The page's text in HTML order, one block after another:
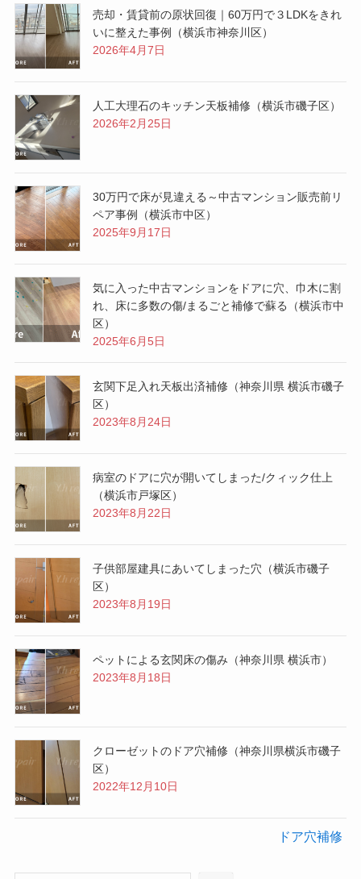
売却・賃貸前の原状回復｜60万円で３LDKをきれ
いに整えた事例（横浜市神奈川区）
2026年4月7日
人工大理石のキッチン天板補修（横浜市磯子区）
2026年2月25日
30万円で床が見違える～中古マンション販売前リ
ペア事例（横浜市中区）
2025年9月17日
気に入った中古マンションをドアに穴、巾木に割
れ、床に多数の傷/まるごと補修で蘇る（横浜市中
区）
2025年6月5日
玄関下足入れ天板出済補修（神奈川県 横浜市磯子
区）
2023年8月24日
病室のドアに穴が開いてしまった/クィック仕上
（横浜市戸塚区）
2023年8月22日
子供部屋建具にあいてしまった穴（横浜市磯子
区）
2023年8月19日
ペットによる玄関床の傷み（神奈川県 横浜市）
2023年8月18日
クローゼットのドア穴補修（神奈川県横浜市磯子
区）
2022年12月10日
ドア穴補修